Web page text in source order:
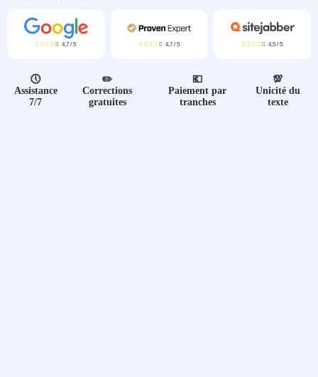
📝
❓ FAQ
4,7 / 5 4,7/ 5 4,5 / 5
🕔
Assistance
7/7
✏️
Corrections
gratuites
💶
Paiement par
tranches
💯
Unicité du
texte